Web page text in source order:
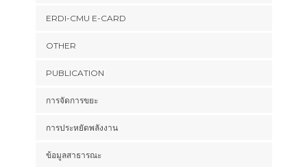
ERDI-CMU E-CARD
OTHER
PUBLICATION
การจัดการขยะ
การประหยัดพลังงาน
ข้อมูลสาธารณะ